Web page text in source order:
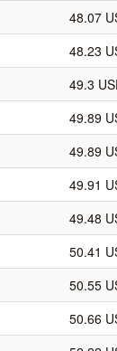
48.07
48.23
49.3
49.89
49.89
49.91
49.48
50.41
50.55
50.66